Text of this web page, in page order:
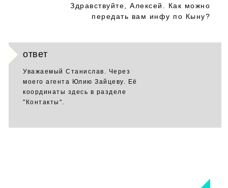
Здравствуйте, Алексей. Как можно
передать вам инфу по Кыну?
ответ
Уважаемый Станислав. Через
моего агента Юлию Зайцеву. Её
координаты здесь в разделе
"Контакты".